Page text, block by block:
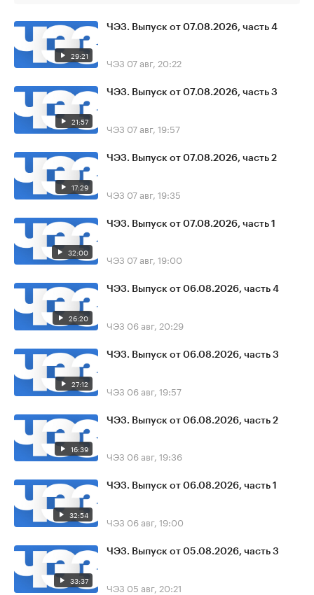
29:21
ЧЭЗ. Выпуск от 07.08.2026, часть 4
ЧЭЗ 07 авг, 20:22
21:57
ЧЭЗ. Выпуск от 07.08.2026, часть 3
ЧЭЗ 07 авг, 19:57
17:29
ЧЭЗ. Выпуск от 07.08.2026, часть 2
ЧЭЗ 07 авг, 19:35
32:00
ЧЭЗ. Выпуск от 07.08.2026, часть 1
ЧЭЗ 07 авг, 19:00
26:20
ЧЭЗ. Выпуск от 06.08.2026, часть 4
ЧЭЗ 06 авг, 20:29
27:12
ЧЭЗ. Выпуск от 06.08.2026, часть 3
ЧЭЗ 06 авг, 19:57
16:39
ЧЭЗ. Выпуск от 06.08.2026, часть 2
ЧЭЗ 06 авг, 19:36
32:54
ЧЭЗ. Выпуск от 06.08.2026, часть 1
ЧЭЗ 06 авг, 19:00
33:37
ЧЭЗ. Выпуск от 05.08.2026, часть 3
ЧЭЗ 05 авг, 20:21